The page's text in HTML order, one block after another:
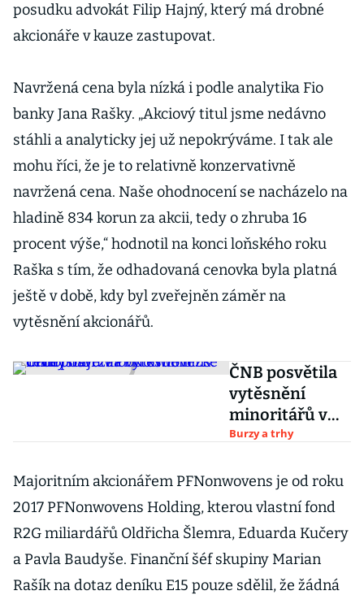
posudku advokát Filip Hajný, který má drobné
akcionáře v kauze zastupovat.
Navržená cena byla nízká i podle analytika Fio
banky Jana Rašky. „Akciový titul jsme nedávno
stáhli a analyticky jej už nepokrýváme. I tak ale
mohu říci, že je to relativně konzervativně
navržená cena. Naše ohodnocení se nacházelo na
hladině 834 korun za akcii, tedy o zhruba 16
procent výše,“ hodnotil na konci loňského roku
Raška s tím, že odhadovaná cenovka byla platná
ještě v době, kdy byl zveřejněn záměr na
vytěsnění akcionářů.
ČNB posvětila
vytěsnění
minoritářů v
PFNonwovens.
žalobu kvůli
nízké ceně
Burzy a trhy
Majoritním akcionářem PFNonwovens je od roku
2017 PFNonwovens Holding, kterou vlastní fond
R2G miliardářů Oldřicha Šlemra, Eduarda Kučery
a Pavla Baudyše. Finanční šéf skupiny Marian
Rašík na dotaz deníku E15 pouze sdělil, že žádná